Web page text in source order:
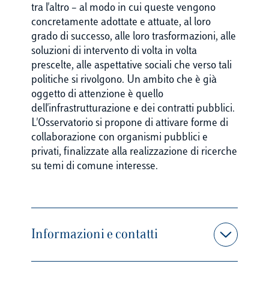
tra l'altro – al modo in cui queste vengono
concretamente adottate e attuate, al loro
grado di successo, alle loro trasformazioni, alle
soluzioni di intervento di volta in volta
prescelte, alle aspettative sociali che verso tali
politiche si rivolgono. Un ambito che è già
oggetto di attenzione è quello
dell'infrastrutturazione e dei contratti pubblici.
L'Osservatorio si propone di attivare forme di
collaborazione con organismi pubblici e
privati, finalizzate alla realizzazione di ricerche
su temi di comune interesse.
Informazioni e contatti